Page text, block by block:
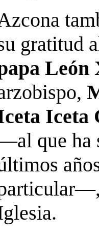
gratitud
León
Iceta
que ha